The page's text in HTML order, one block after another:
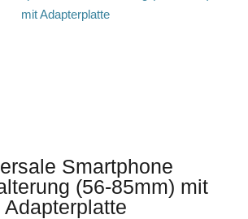
Smartphone
(56-85mm) mit
Adapterplatte